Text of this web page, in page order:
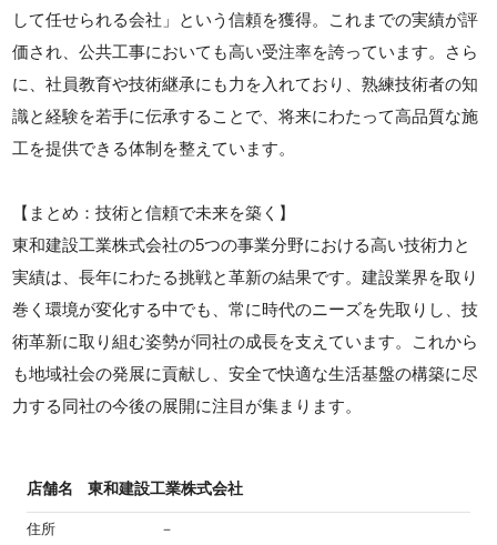
して任せられる会社」という信頼を獲得。これまでの実績が評
価され、公共工事においても高い受注率を誇っています。さら
に、社員教育や技術継承にも力を入れており、熟練技術者の知
識と経験を若手に伝承することで、将来にわたって高品質な施
工を提供できる体制を整えています。
【まとめ：技術と信頼で未来を築く】
東和建設工業株式会社の5つの事業分野における高い技術力と
実績は、長年にわたる挑戦と革新の結果です。建設業界を取り
巻く環境が変化する中でも、常に時代のニーズを先取りし、技
術革新に取り組む姿勢が同社の成長を支えています。これから
も地域社会の発展に貢献し、安全で快適な生活基盤の構築に尽
力する同社の今後の展開に注目が集まります。
店舗名 東和建設工業株式会社
住所 －